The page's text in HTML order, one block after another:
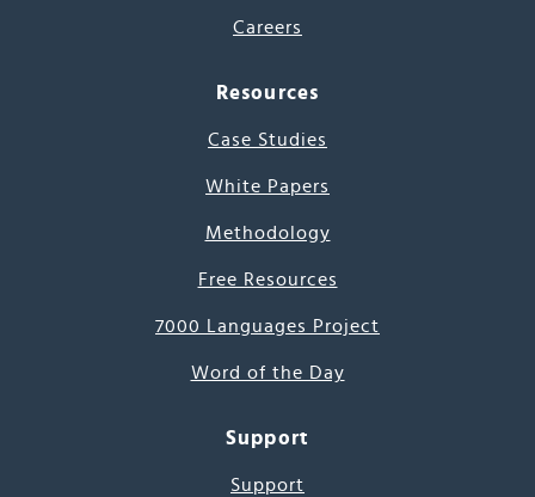
Careers
Resources
Case Studies
White Papers
Methodology
Free Resources
7000 Languages Project
Word of the Day
Support
Support